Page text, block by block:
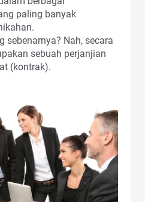
paling banyak
sebenarnya? Nah, secara
sebuah perjanjian
(kontrak).